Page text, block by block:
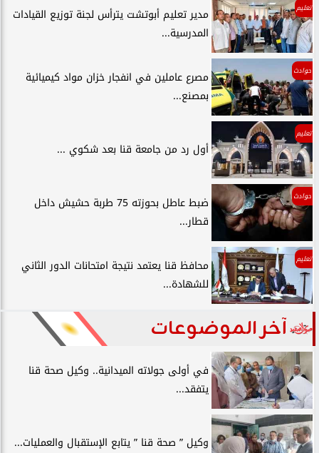
تعليم
مدير تعليم أبوتشت يترأس لجنة توزيع القيادات
المدرسية...
حوادث
مصرع عاملين في انفجار خزان مواد كيميائية
بمصنع...
تعليم
أول رد من جامعة قنا بعد شكوي ...
حوادث
ضبط عاطل بحوزته 75 طربة حشيش داخل
قطار...
تعليم
محافظ قنا يعتمد نتيجة امتحانات الدور الثاني
للشهادة...
آخر الموضوعات
في أولى جولاته الميدانية.. وكيل صحة قنا
يتفقد...
وكيل ” صحة قنا ” يتابع الإستقبال والعمليات...